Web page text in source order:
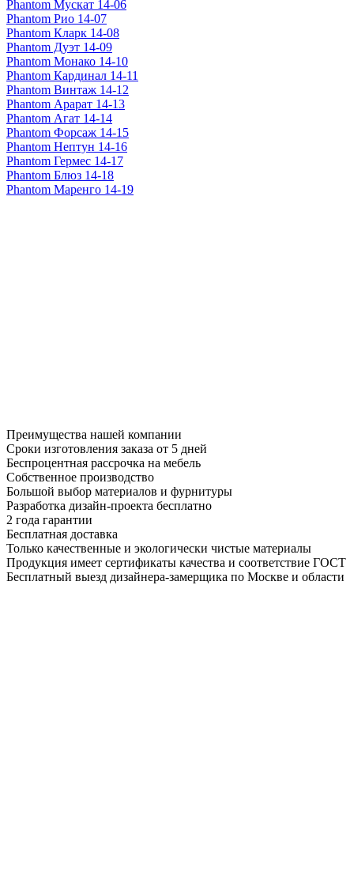
Phantom Мускат 14-06
Phantom Рио 14-07
Phantom Кларк 14-08
Phantom Дуэт 14-09
Phantom Монако 14-10
Phantom Кардинал 14-11
Phantom Винтаж 14-12
Phantom Арарат 14-13
Phantom Агат 14-14
Phantom Форсаж 14-15
Phantom Нептун 14-16
Phantom Гермес 14-17
Phantom Блюз 14-18
Phantom Маренго 14-19
Преимущества нашей компании
Сроки изготовления заказа от 5 дней
Беспроцентная рассрочка на мебель
Собственное производство
Большой выбор материалов и фурнитуры
Разработка дизайн-проекта бесплатно
2 года гарантии
Бесплатная доставка
Только качественные и экологически чистые материалы
Продукция имеет сертификаты качества и соответствие ГОСТ
Бесплатный выезд дизайнера-замерщика по Москве и области